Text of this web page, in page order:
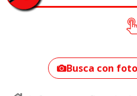
¿Cómo
tu
Busca con